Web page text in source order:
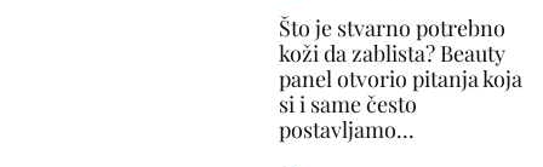
Što je stvarno potrebno
koži da zablista? Beauty
panel otvorio pitanja koja
si i same često
postavljamo...